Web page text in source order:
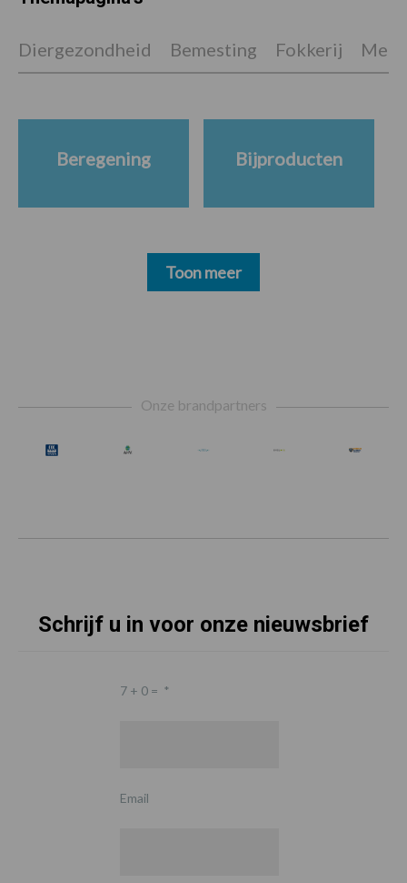
Diergezondheid Bemesting Fokkerij
Beregening Bijproducten
Toon meer
Onze brandpartners
Schrijf u in voor onze nieuwsbrief
7 + 0 = *
Email